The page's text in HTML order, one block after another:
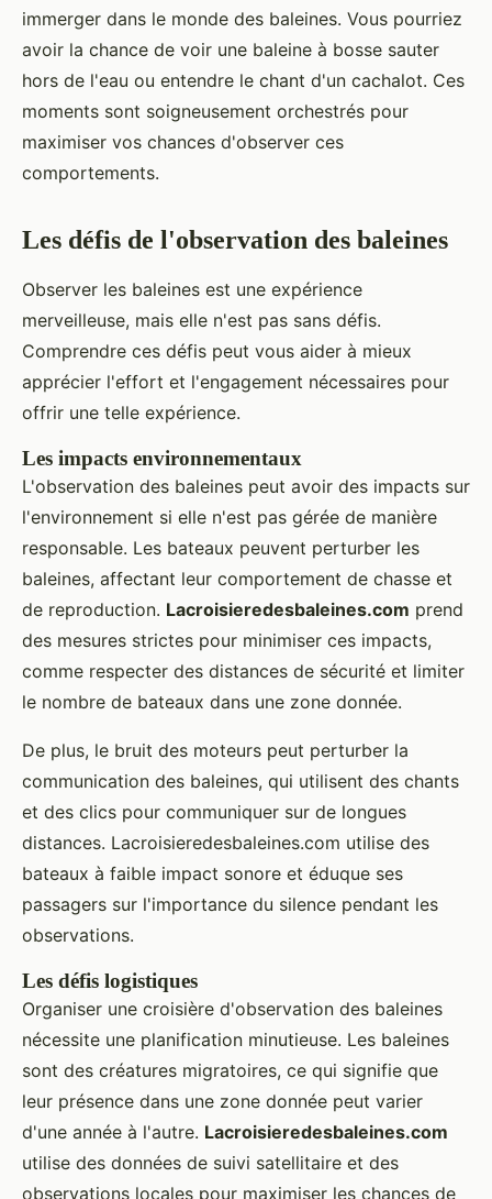
immerger dans le monde des baleines. Vous pourriez
avoir la chance de voir une baleine à bosse sauter
hors de l'eau ou entendre le chant d'un cachalot. Ces
moments sont soigneusement orchestrés pour
maximiser vos chances d'observer ces
comportements.
Les défis de l'observation des baleines
Observer les baleines est une expérience
merveilleuse, mais elle n'est pas sans défis.
Comprendre ces défis peut vous aider à mieux
apprécier l'effort et l'engagement nécessaires pour
offrir une telle expérience.
Les impacts environnementaux
L'observation des baleines peut avoir des impacts sur
l'environnement si elle n'est pas gérée de manière
responsable. Les bateaux peuvent perturber les
baleines, affectant leur comportement de chasse et
de reproduction. Lacroisieredesbaleines.com prend
des mesures strictes pour minimiser ces impacts,
comme respecter des distances de sécurité et limiter
le nombre de bateaux dans une zone donnée.
De plus, le bruit des moteurs peut perturber la
communication des baleines, qui utilisent des chants
et des clics pour communiquer sur de longues
distances. Lacroisieredesbaleines.com utilise des
bateaux à faible impact sonore et éduque ses
passagers sur l'importance du silence pendant les
observations.
Les défis logistiques
Organiser une croisière d'observation des baleines
nécessite une planification minutieuse. Les baleines
sont des créatures migratoires, ce qui signifie que
leur présence dans une zone donnée peut varier
d'une année à l'autre. Lacroisieredesbaleines.com
utilise des données de suivi satellitaire et des
observations locales pour maximiser les chances de